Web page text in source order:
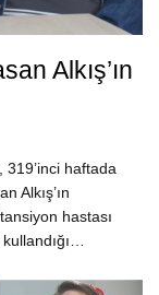
Alkış’ın
haftada
Alkış’ın
hastası